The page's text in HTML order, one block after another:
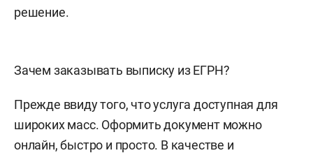
решение.
Зачем заказывать выписку из ЕГРН?
Прежде ввиду того, что услуга доступная для
широких масс. Оформить документ можно
онлайн, быстро и просто. В качестве и